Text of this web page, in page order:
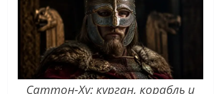
Саттон-Ху: курган, корабль и